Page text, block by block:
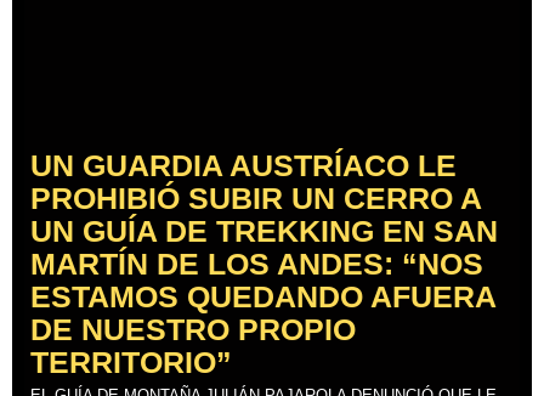
UN GUARDIA AUSTRÍACO LE
PROHIBIÓ SUBIR UN CERRO A
UN GUÍA DE TREKKING EN SAN
MARTÍN DE LOS ANDES: “NOS
ESTAMOS QUEDANDO AFUERA
DE NUESTRO PROPIO
TERRITORIO”